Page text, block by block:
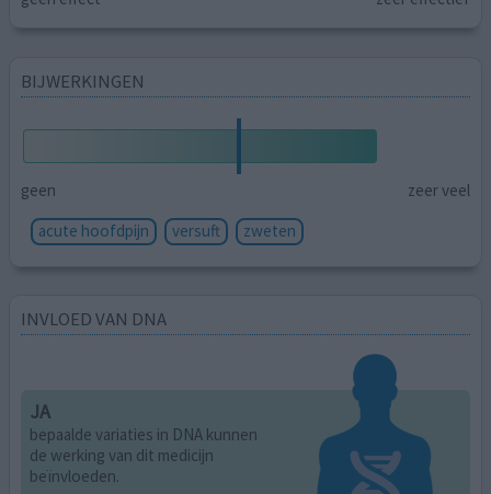
BIJWERKINGEN
geen
zeer veel
acute hoofdpijn
versuft zweten
INVLOED VAN DNA
JA
bepaalde variaties in DNA kunnen
de werking van dit medicijn
beïnvloeden.